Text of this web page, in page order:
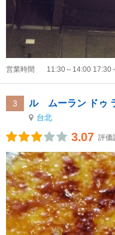
営業時間 11:30～14:00 17:30
3 ル ムーラン ドゥ
台北
3.07 評価